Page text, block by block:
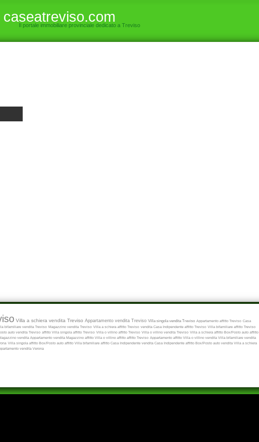
caseatreviso.com
Il portale immobiliare provinciale dedicato a Treviso
Villa a schiera vendita Treviso Appartamento vendita Treviso Villa singola vendita Treviso Appartamento affitto Treviso Casa
bifamiliare vendita Treviso Magazzino vendita Treviso Villa a schiera affitto Treviso vendita Casa Indipendente affitto Treviso Villa bifamiliare affitto Treviso
auto vendita Treviso affitto Villa singola affitto Treviso Villa o villino affitto Treviso Villa o villino vendita Treviso Villa a schiera affitto Box/Posto auto affitto
vendita Appartamento vendita Magazzino affitto Villa o villino affitto affitto Treviso Appartamento affitto Villa o villino vendita Villa bifamiliare vendita
Villa singola affitto Box/Posto auto affitto Villa bifamiliare affitto Casa Indipendente vendita Casa Indipendente affitto Box/Posto auto vendita Villa a schiera
vendita Verona